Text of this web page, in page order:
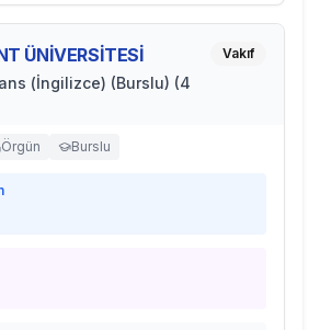
ÜNİVERSİTESİ
(İngilizce) (Burslu) (4
Vakıf
Örgün Burslu